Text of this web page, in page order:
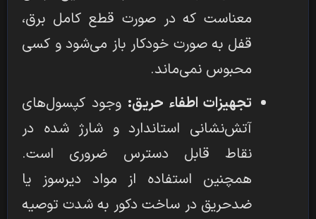
معناست که در صورت قطع کامل برق،
قفل به صورت خودکار باز می‌شود و کسی
محبوس نمی‌ماند.
تجهیزات اطفاء حریق:وجود کپسول‌های
آتش‌نشانی استاندارد و شارژ شده در
نقاط قابل دسترس ضروری است.
همچنین استفاده از مواد دیرسوز یا
ضدحریق در ساخت دکور به شدت توصیه